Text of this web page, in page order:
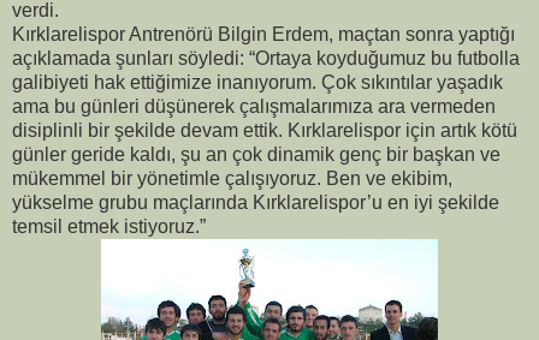
verdi.
Kırklarelispor Antrenörü Bilgin Erdem, maçtan sonra yaptığı
açıklamada şunları söyledi: “Ortaya koyduğumuz bu futbolla
galibiyeti hak ettiğimize inanıyorum. Çok sıkıntılar yaşadık
ama bu günleri düşünerek çalışmalarımıza ara vermeden
disiplinli bir şekilde devam ettik. Kırklarelispor için artık kötü
günler geride kaldı, şu an çok dinamik genç bir başkan ve
mükemmel bir yönetimle çalışıyoruz. Ben ve ekibim,
yükselme grubu maçlarında Kırklarelispor’u en iyi şekilde
temsil etmek istiyoruz.”